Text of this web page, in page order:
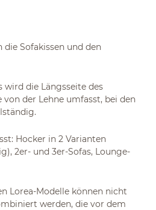
die Sofakissen und den
wird die Längsseite des
der Lehne umfasst, bei den
Hocker in 2 Varianten
2er- und 3er-Sofas, Lounge-
Lorea-Modelle können nicht
werden, die vor dem